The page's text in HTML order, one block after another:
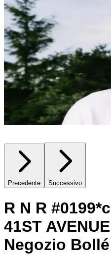
Precedente Successivo
R N R
41ST
Negozio